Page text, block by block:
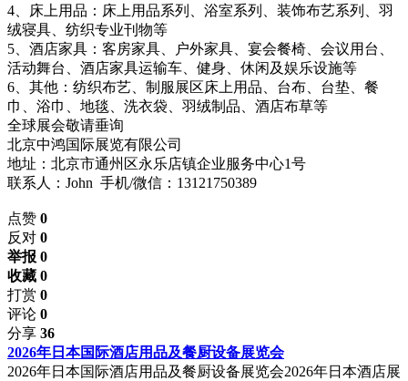
4、床上用品：床上用品系列、浴室系列、装饰布艺系列、羽
绒寝具、纺织专业刊物等
5、酒店家具：客房家具、户外家具、宴会餐椅、会议用台、
活动舞台、酒店家具运输车、健身、休闲及娱乐设施等
6、其他：纺织布艺、制服展区床上用品、台布、台垫、餐
巾、浴巾、地毯、洗衣袋、羽绒制品、酒店布草等
全球展会敬请垂询
北京中鸿国际展览有限公司
地址：北京市通州区永乐店镇企业服务中心1号
联系人：John 手机/微信：13121750389
点赞 0
反对 0
举报 0
收藏 0
打赏 0
评论 0
分享 36
2026年日本国际酒店用品及餐厨设备展览会
2026年日本国际酒店用品及餐厨设备展览会2026年日本酒店展